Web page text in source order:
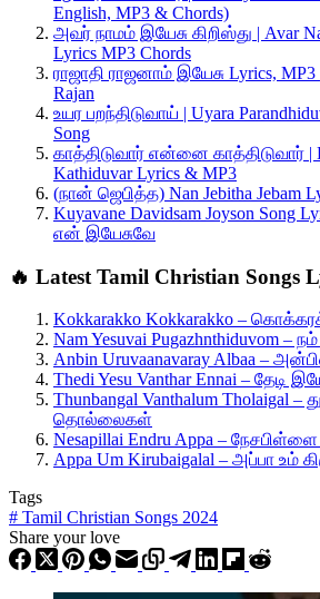
English, MP3 & Chords)
அவர் நாமம் இயேசு கிறிஸ்து | Avar
Lyrics MP3 Chords
ராஜாதி ராஜனாம் இயேசு Lyrics, MP3
Rajan
உயர பறந்திடுவாய் | Uyara
Song
காத்திடுவார் என்னை காத்திடுவார் |
Kathiduvar Lyrics & MP3
(நான் ஜெபித்த) Nan Jebitha Jebam
Kuyavane Davidsam Joyson Song
என் இயேசுவே
🔥 Latest Tamil Christian Songs
Kokkarakko Kokkarakko –
Nam Yesuvai Pugazhnthiduvom –
Anbin Uruvaanavaray Albaa –
Thedi Yesu Vanthar Ennai – தேடி
Thunbangal Vanthalum Tholaigal
தொல்லைகள்
Nesapillai Endru Appa –
Appa Um Kirubaigalal – அப்பா உம்
Tags
# Tamil Christian Songs 2024
Share your love